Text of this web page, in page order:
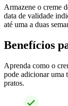
Armazene o creme
data de validade
até uma a duas
Benefícios
Aprenda como o
pode adicionar uma
pratos.